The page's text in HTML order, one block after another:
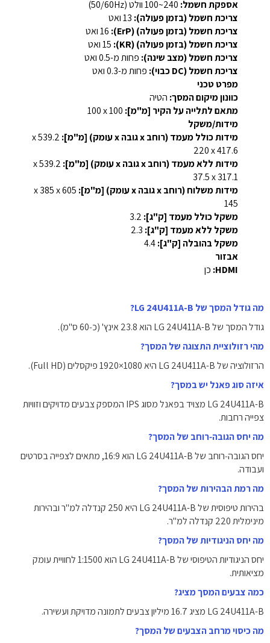
אספקת חשמל:
צריכת חשמל (בזמן פעולה):
צריכת חשמל (בזמן פעולה) (ErP):
צריכת חשמל (בזמן פעולה) ‏(KR):
צריכת חשמל (מצב שינה): פחות מ-‎0.5‎ ואט‎
צריכת חשמל (DC כבוי):
פחות מ-‎0.3‎ ואט‎
מפרט טכני
כוונון מיקום המסך: הטיה‎
מתאם לתלייה על הקיר [מ"מ]:
מידות/משקל
מידות כולל מעמד (רוחב x גובה x עומק) [מ"מ]:
539.2 x‏
417.6 x‏ 220‎
מידות ללא מעמד (רוחב x גובה x עומק) [מ"מ]:
539.2 x‏
317.1 x‏ 37.5‎
מידות משלוח (רוחב x גובה x עומק) [מ"מ]:
605 x‏ 385 x‏
145‎
משקל כולל מעמד [ק"ג]:
משקל ללא מעמד [ק"ג]:
משקל בהובלה [ק"ג]:
אבזור
HDMI: כן
מה גודל המסך של LG 24U411A-B?
גודל המסך של LG 24U411A-B הוא ‎23.8 אינץ'‎ (כ‑60 ס"מ).
מהי רזולוציית התצוגה של המסך?
הרזולוציה של LG 24U411A-B היא ‎1920×1080‎ פיקסלים (Full HD).
איזה סוג פאנל יש במסך?
LG 24U411A-B מצויד בפאנל מסוג ‎IPS‎ המספק צבעים מדויקים וזוויות
צפייה רחבות.
מה יחס הגובה‑רוחב של המסך?
יחס הגובה‑רוחב של LG 24U411A-B הוא ‎16:9‎, מתאים לצפייה בסרטים
ועבודה.
מה רמת הבהירות של המסך?
בהירות טיפוסית של LG 24U411A-B היא ‎250‎ קנדלה למ"ר ובהירות
מינימלית ‎220‎ קנדלה למ"ר.
מה יחס הניגודיות של המסך?
יחס הניגודיות הטיפוסי של LG 24U411A-B הוא ‎1:1500‎ לחוויית עומק
מציאותית.
כמה צבעים המסך מציג?
LG 24U411A-B מציג ‎16.7 מיליון‎ צבעים לתמונה מדויקת ועשירה.
מה כיסוי מרחב הצבעים של המסך?